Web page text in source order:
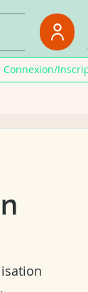
Connexion/